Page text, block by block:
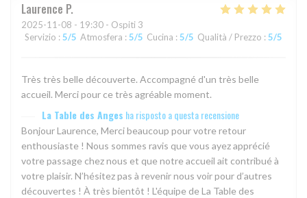
Laurence P
2025-11-08 - 19:30 - Ospiti 3
Servizio : 5/5 Atmosfera : 5/5 Cucina : 5/5 Qualità / Prezzo : 5/5
Très très belle découverte. Accompagné d'un très belle
accueil. Merci pour ce très agréable moment.
La Table des Anges ha risposto a questa recensione
Bonjour Laurence, Merci beaucoup pour votre retour
enthousiaste ! Nous sommes ravis que vous ayez apprécié
votre passage chez nous et que notre accueil ait contribué à
votre plaisir. N’hésitez pas à revenir nous voir pour d’autres
découvertes ! À très bientôt ! L'équipe de La Table des